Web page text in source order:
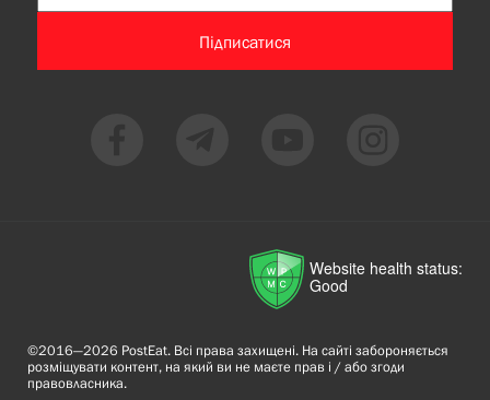
Підписатися
Website health status:
Good
©2016—2026 PostEat. Всі права захищені. На сайті забороняється
розміщувати контент, на який ви не маєте прав і / або згоди
правовласника.